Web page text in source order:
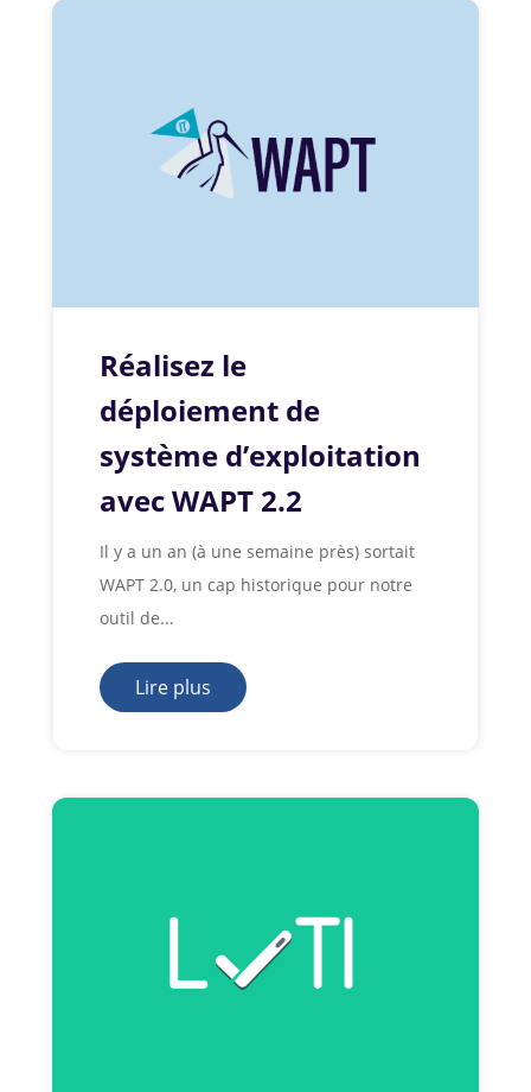
Réalisez le
déploiement de
système d’exploitation
avec WAPT 2.2
Il y a un an (à une semaine près) sortait
WAPT 2.0, un cap historique pour notre
outil de...
Lire plus